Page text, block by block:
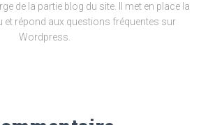
de la partie blog du site. Il met en place la
et répond aux questions fréquentes sur
Wordpress.